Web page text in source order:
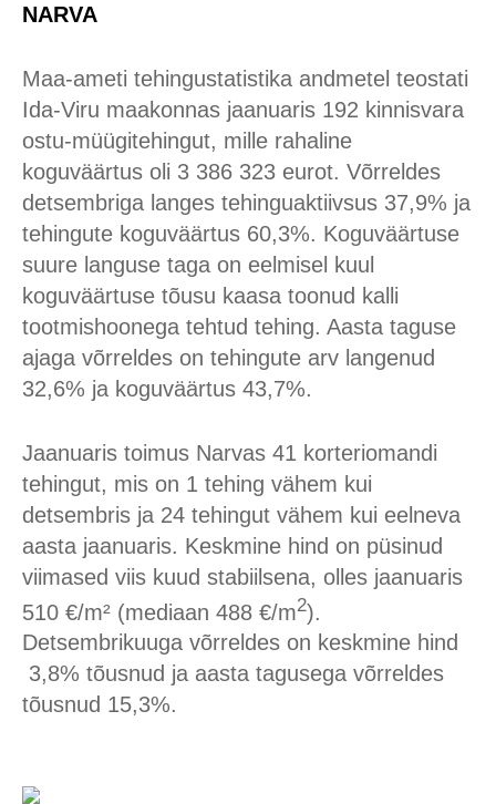
NARVA
Maa-ameti tehingustatistika andmetel teostati
Ida-Viru maakonnas jaanuaris 192 kinnisvara
ostu-müügitehingut, mille rahaline
koguväärtus oli 3 386 323 eurot. Võrreldes
detsembriga langes tehinguaktiivsus 37,9% ja
tehingute koguväärtus 60,3%. Koguväärtuse
suure languse taga on eelmisel kuul
koguväärtuse tõusu kaasa toonud kalli
tootmishoonega tehtud tehing. Aasta taguse
ajaga võrreldes on tehingute arv langenud
32,6% ja koguväärtus 43,7%.
Jaanuaris toimus Narvas 41 korteriomandi
tehingut, mis on 1 tehing vähem kui
detsembris ja 24 tehingut vähem kui eelneva
aasta jaanuaris. Keskmine hind on püsinud
viimased viis kuud stabiilsena, olles jaanuaris
510 €/m² (mediaan 488 €/m2).
Detsembrikuuga võrreldes on keskmine hind
3,8% tõusnud ja aasta tagusega võrreldes
tõusnud 15,3%.